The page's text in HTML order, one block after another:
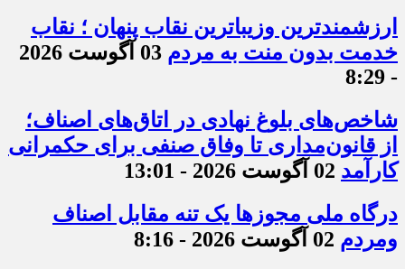
ارزشمندترین وزیباترین نقاب پنهان ؛ نقاب
خدمت بدون منت به مردم
03 آگوست 2026
- 8:29
شاخص‌های بلوغ نهادی در اتاق‌های اصناف؛
از قانون‌مداری تا وفاق صنفی برای حکمرانی
کارآمد 02 آگوست 2026 - 13:01
درگاه ملی مجوزها یک تنه مقابل اصناف
ومردم 02 آگوست 2026 - 8:16